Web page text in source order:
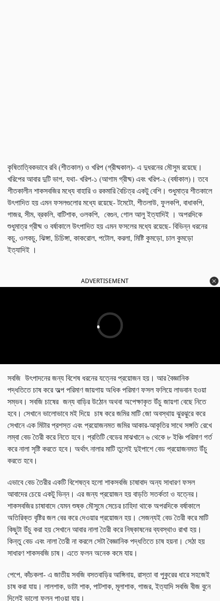
কৃষিতাত্বিকভাবে রবি (শীতকাল) ও খরিপ (গ্রীষ্মকাল)- এ দুধরনের মৌসুম রয়েছে।
খরিপের আবার দুটি ভাগ, যথা- খরিপ-১ (আগাম গ্রীষ্ম) এবং খরিপ-২ (বর্ষাকাল)। তবে
শীতকালীন শাকসবজির মধ্যে বাহারি ও রকমারি বৈচিত্র একটু বেশি। শুধুমাত্র শীতকালে
উৎপাদিত হয় এমন ফসলগুলোর মধ্যে রয়েছে- টমেটো, শীতলাউ, ফুলকপি, বাধাকপি,
গাজর, সীম, ব্রকলি, বাটিশাক, ওলকপি, বেগুন, গোল আলু ইত্যাদিই । অপরদিকে
শুধুমাত্র গ্রীষ্ম ও বর্ষাকালে উৎপাদিত হয় এমন ফসলের মধ্যে রয়েছে- বিভিন্ন ধরনের
কচু, ওলকচু, ঝিঙ্গা, চিচিঙ্গা, কাকরোল, পটোল, করলা, মিষ্টি কুমড়ো, চাল কুমড়ো
ইত্যাদিই ।
সবজি উৎপাদনের জন্য বিশেষ ধরনের যত্নের প্রয়োজন হয়। আর বৈজ্ঞানিক
পদ্ধতিতে চাষ করে অল্প পরিমাণ জায়গায় অধিক পরিমাণ ফসল ফলিয়ে লাভবান হওয়া
সম্ভব। সবজি চাষের জন্য বাড়ির উঠোন অথবা অপেক্ষাকৃত উঁচু জায়গা বেছে নিতে
হবে। সেখানে ভালোভাবে মই দিয়ে চাষ করে জমির মাটি জো অবস্থায় ঝুরঝুরে করে
সেখানে এক মিটার প্রশস্ত এবং প্রয়োজনমত জমির আকার-আকৃতির সাথে সঙ্গতি রেখে
লম্বা বেড তৈরী করে নিতে হবে। প্রতিটি বেডের মাঝখানে ৬ থেকে ৮ ইঞ্চি পরিমাণ গর্ত
করে নালা সৃষ্টি করতে হবে। অর্থাৎ নালার মাটি তুলেই দুইপাশে বেড প্রয়োজনমত উঁচু
করতে হবে।
আবাদের চেয়ে একটু ভিন্ন। এর জন্য প্রয়োজন হয় বাড়তি সতর্কতা ও যত্নের।
শাকসবজির চাষাবাদে যেমন শুষ্ক মৌসুমে সেচের চাহিদা থাকে অপরদিকে বর্ষাকালে
অতিরিক্ত বৃষ্টির জল বের করে দেওয়ার প্রয়োজন হয়। সেজন্যই বেড তৈরী করে মাটি
কিছুটা উঁচু করা হয় সেখানে আবার নালা তৈরী করে নিষ্কাষনের ব্যবস্থাও রাখা হয়।
কিন্তু বেড এবং নালা তৈরী না করলে সেটা বৈজ্ঞানিক পদ্ধতিতে চাষ হয়না। সেঠা হয়
সাধারণ শাকসবজি চাষ। এতে ফলন অনেক কমে যায়।
চাষ করা যায়। লালশাক, ডাটা শাক, পাটশাক, মূলাশাক, গাজর, ইত্যাদি সবজি বীজ বুনে
দিলেই ভালো ফলন পাওয়া যায়।